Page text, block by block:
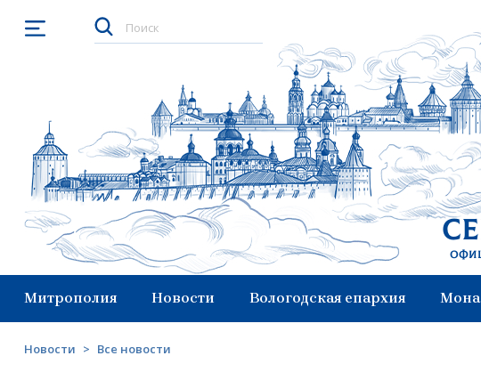
Открыть меню
Митрополия Новости Вологодская епархия
Новости > Все новости